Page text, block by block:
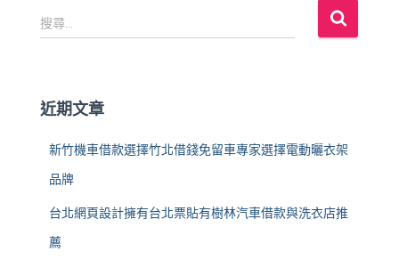
搜
尋
:
搜尋...
近期文章
新竹機車借款選擇竹北借錢免留車專家選擇電動曬衣架
品牌
台北網頁設計擁有台北票貼有樹林汽車借款與洗衣店推
薦